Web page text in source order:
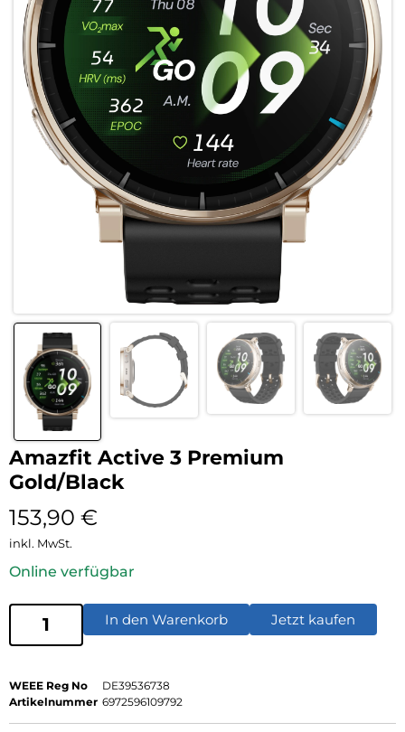
Amazfit Active 3 Premium
Gold/Black
153,90 €
inkl. MwSt.
Online verfügbar
In den Warenkorb Jetzt kaufen
WEEE Reg No
DE39536738
Artikelnummer 6972596109792